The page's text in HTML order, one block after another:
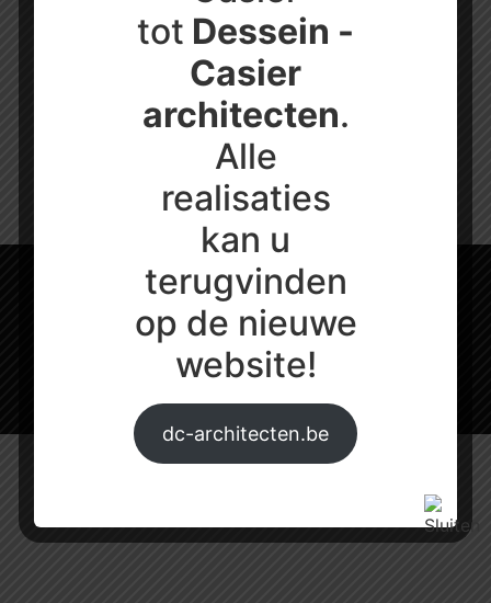
Architect Niels Dessein
niels@ndarchitect.be
0474/27 73 34
Pater De Smetlaan 40, 9200 Dendermonde
© 2026 ND Architect
tot Dessein -
Casier
architecten.
Alle
realisaties
kan u
terugvinden
op de nieuwe
website!
dc-architecten.be